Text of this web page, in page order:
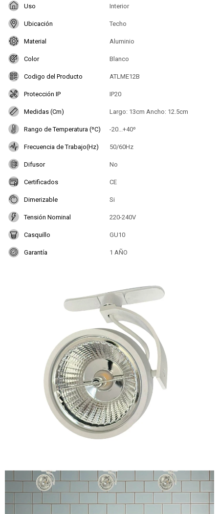
Uso Interior
Ubicación Techo
Material Aluminio
Color Blanco
Codigo del Producto ATLME12B
Protección IP IP20
Medidas (Cm) Largo: 13cm Ancho: 12.5cm
Rango de Temperatura (ºC) -20...+40º
Frecuencia de Trabajo(Hz) 50/60Hz
Difusor No
Certificados CE
Dimerizable Si
Tensión Nominal 220-240V
Casquillo GU10
Garantía 1 AÑO